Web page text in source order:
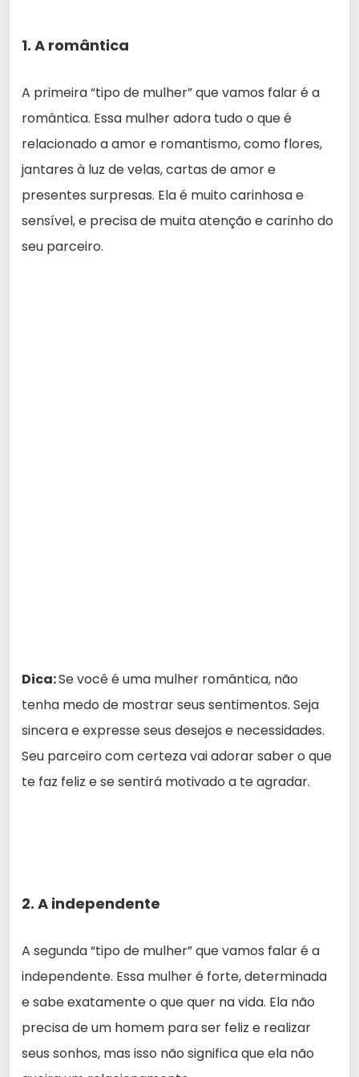
1. A romântica
A primeira “tipo de mulher” que vamos falar é a
romântica. Essa mulher adora tudo o que é
relacionado a amor e romantismo, como flores,
jantares à luz de velas, cartas de amor e
presentes surpresas. Ela é muito carinhosa e
sensível, e precisa de muita atenção e carinho do
seu parceiro.
Dica:Se você é uma mulher romântica, não
tenha medo de mostrar seus sentimentos. Seja
sincera e expresse seus desejos e necessidades.
Seu parceiro com certeza vai adorar saber o que
te faz feliz e se sentirá motivado a te agradar.
2. A independente
A segunda “tipo de mulher” que vamos falar é a
independente. Essa mulher é forte, determinada
e sabe exatamente o que quer na vida. Ela não
precisa de um homem para ser feliz e realizar
seus sonhos, mas isso não significa que ela não